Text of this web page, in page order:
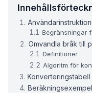
Begränsningar
Omvandla bråk till
Definitioner
Algoritm för
Beräkningsexempel